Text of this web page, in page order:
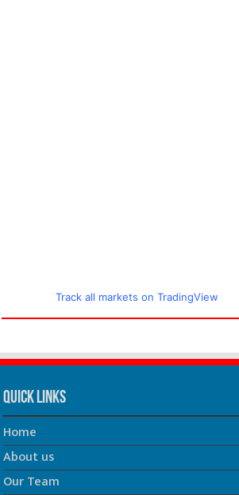
Track all markets on TradingView
Quick Links
Home
About us
Our Team